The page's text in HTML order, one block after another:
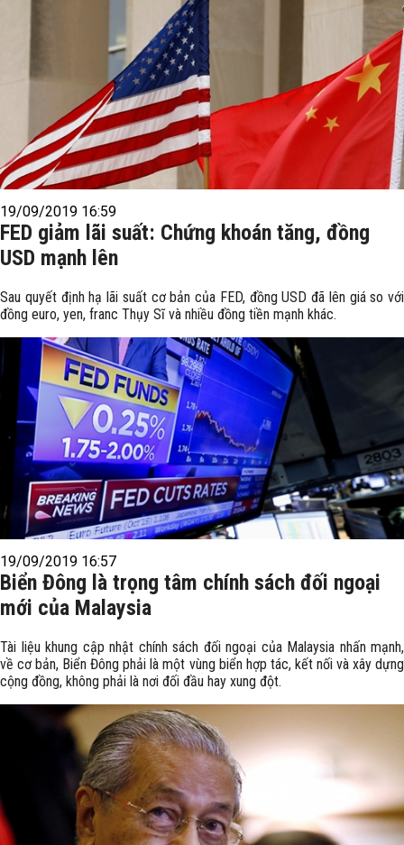
19/09/2019 16:59
FED giảm lãi suất: Chứng khoán tăng, đồng
USD mạnh lên
Sau quyết định hạ lãi suất cơ bản của FED, đồng USD đã lên giá so với
đồng euro, yen, franc Thụy Sĩ và nhiều đồng tiền mạnh khác.
19/09/2019 16:57
Biển Đông là trọng tâm chính sách đối ngoại
mới của Malaysia
Tài liệu khung cập nhật chính sách đối ngoại của Malaysia nhấn mạnh,
về cơ bản, Biển Đông phải là một vùng biển hợp tác, kết nối và xây dựng
cộng đồng, không phải là nơi đối đầu hay xung đột.